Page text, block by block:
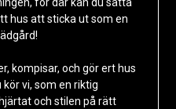
hus att sticka ut som en
kompisar, och gör ert hus
vi, som en riktig
och stilen på rätt